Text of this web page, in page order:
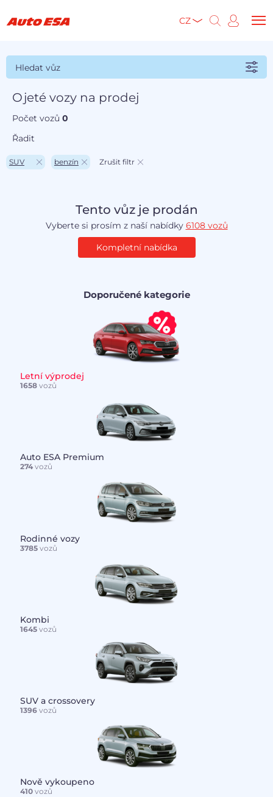
CZ
Hledat vůz
Ojeté vozy na prodej
Počet vozů0
Řadit
SUV benzín Zrušit filtr
Tento vůz je prodán
Vyberte si prosím z naší nabídky 6108 vozů
Kompletní nabídka
Doporučené kategorie
Letní výprodej
1658vozů
Auto ESA Premium
274vozů
Rodinné vozy
3785vozů
Kombi
1645vozů
SUV a crossovery
1396vozů
Nově vykoupeno
410vozů